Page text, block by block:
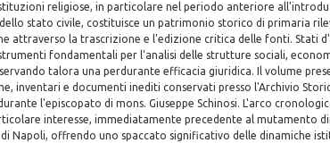
religiose, in particolare nel periodo anteriore
stato civile, costituisce un patrimonio storico di primaria
attraverso la trascrizione e l'edizione critica delle fonti. Stati
fondamentali per l'analisi delle strutture sociali,
talora una perdurante efficacia giuridica. Il volume
inventari e documenti inediti conservati presso l'Archivio
l'episcopato di mons. Giuseppe Schinosi. L'arco
interesse, immediatamente precedente al mutamento
Napoli, offrendo uno spaccato significativo delle dinamiche